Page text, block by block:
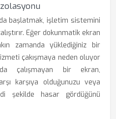
başlatmak, işletim sistemini
Eğer dokunmatik ekran
zamanda yüklediğiniz bir
çakışmaya neden oluyor
çalışmayan bir ekran,
karşıya olduğunuzu veya
şekilde hasar gördüğünü